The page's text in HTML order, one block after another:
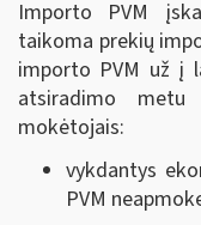
Importo PVM
taikoma prekių
importo PVM už į
atsiradimo
mokėtojais:
vykdantys
PVM